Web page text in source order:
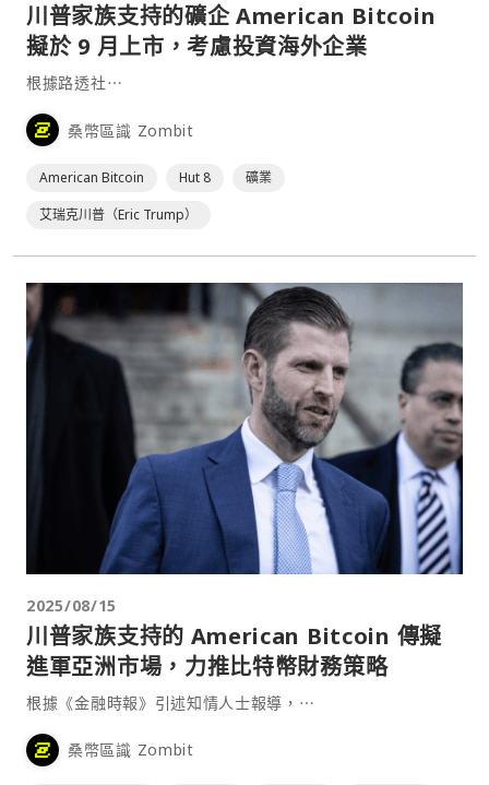
川普家族支持的礦企 American Bitcoin
擬於 9 月上市，考慮投資海外企業
根據路透社⋯
桑幣區識 Zombit
American Bitcoin Hut 8
礦業
艾瑞克川普（Eric Trump）
2025/08/15
川普家族支持的 American Bitcoin 傳擬
進軍亞洲市場，力推比特幣財務策略
根據《金融時報》引述知情人士報導，⋯
桑幣區識 Zombit